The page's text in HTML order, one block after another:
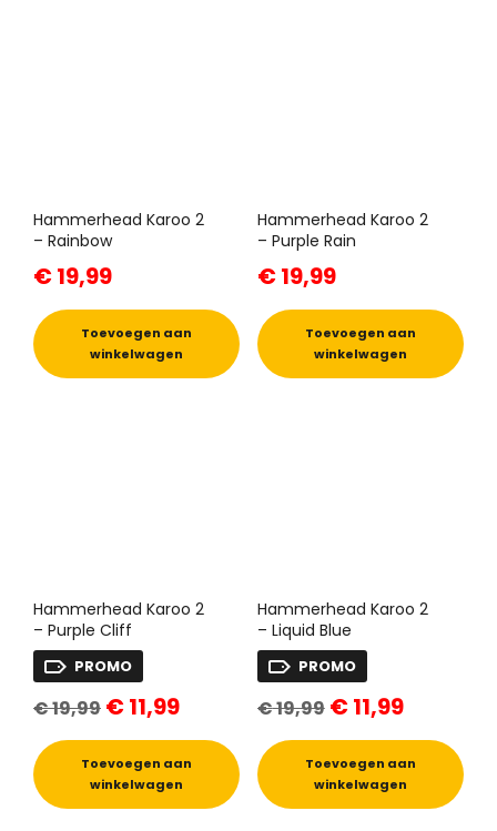
Hammerhead Karoo 2
– Rainbow
€19,99
Toevoegen aan
winkelwagen
Hammerhead Karoo 2
– Purple Rain
€19,99
Toevoegen aan
winkelwagen
Hammerhead Karoo 2
– Purple Cliff
PROMO
€19,99 Oorspronkelijke
prijs
was:
€ 19,99.
€11,99Huidige
is:
€ 11,99.
Toevoegen aan
winkelwagen
Hammerhead Karoo 2
– Liquid Blue
PROMO
€19,99 Oorspronkelijke
prijs
was:
€ 19,99.
€11,99Huidige
is:
€ 11,99.
Toevoegen aan
winkelwagen